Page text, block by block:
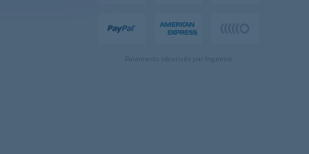
Paiements sécurisés par Ingenico